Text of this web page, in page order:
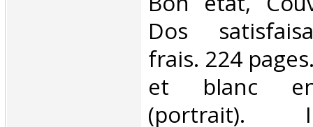
Dos
frais. 224
et blanc
(portrait).